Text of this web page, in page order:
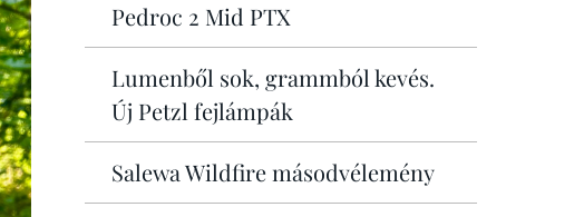
Pedroc 2 Mid PTX
Lumenből sok, grammból kevés.
Új Petzl fejlámpák
Salewa Wildfire másodvélemény